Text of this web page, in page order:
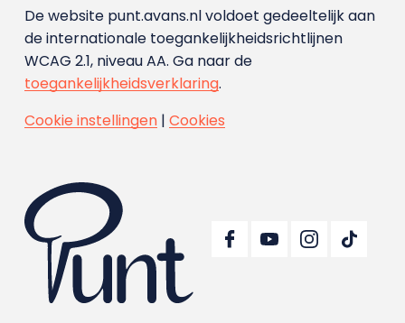
De website punt.avans.nl voldoet gedeeltelijk aan
de internationale toegankelijkheidsrichtlijnen
WCAG 2.1, niveau AA. Ga naar de
toegankelijkheidsverklaring.
Cookie instellingen| Cookies